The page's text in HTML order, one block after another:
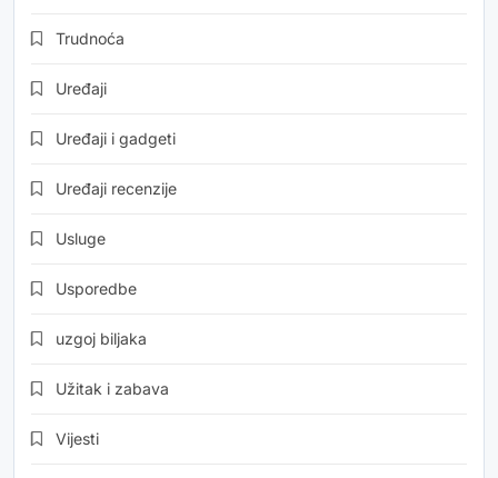
Trudnoća
Uređaji
Uređaji i gadgeti
Uređaji recenzije
Usluge
Usporedbe
uzgoj biljaka
Užitak i zabava
Vijesti